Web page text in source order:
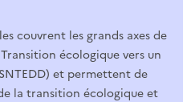
couvrent les grands axes de
écologique vers un
et permettent de
la transition écologique et